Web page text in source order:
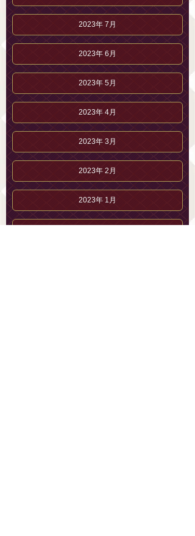
2023年 7月
2023年 6月
2023年 5月
2023年 4月
2023年 3月
2023年 2月
2023年 1月